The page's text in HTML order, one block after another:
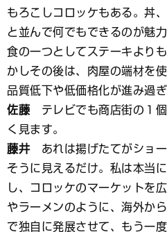
もろこしコロッケもある。丼
と並んで何でもできるのが魅
食の一つとしてステーキより
かしその後は、肉屋の端材を
品質低下や低価格化が進み過
佐藤テレビでも商店街の１
く見ます。
藤井あれは揚げたてがショー
そうに見えるだけ。私は本当
し、コロッケのマーケットを
やラーメンのように、海外か
で独自に発展させて、もう一